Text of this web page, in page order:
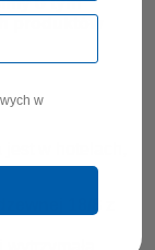
produktów
18/8
w